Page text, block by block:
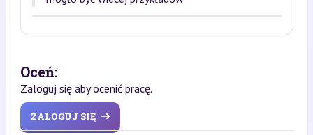
Oceń:
Zaloguj się aby ocenić pracę.
ZALOGUJ SIĘ